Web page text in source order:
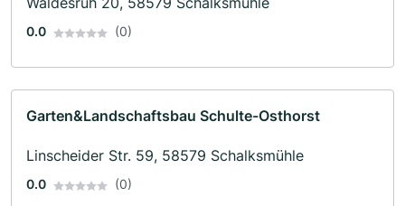
0.0 (0)
Garten&Landschaftsbau Schulte-Osthorst
Linscheider Str. 59, 58579 Schalksmühle
0.0 (0)